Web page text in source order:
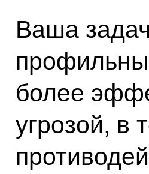
Ваша
более
угрозой, в